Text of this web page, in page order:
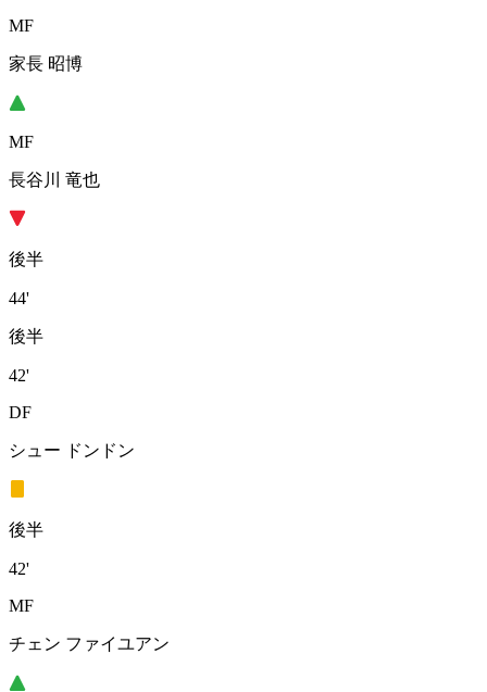
MF
家長 昭博
MF
長谷川 竜也
後半
44'
後半
42'
DF
シュー ドンドン
後半
42'
MF
チェン ファイユアン